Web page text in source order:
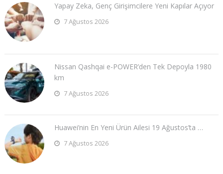
Yapay Zeka, Genç Girişimcilere Yeni Kapılar Açıyor
7 Ağustos 2026
Nissan Qashqai e-POWER’den Tek Depoyla 1980
km
7 Ağustos 2026
Huawei’nin En Yeni Ürün Ailesi 19 Ağustos’ta …
7 Ağustos 2026